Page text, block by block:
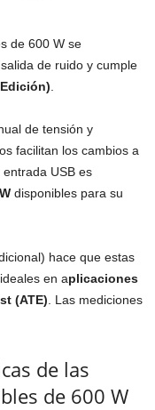
de 600 W se
de ruido y cumple
Edición)
de tensión y
facilitan los cambios a
USB es
disponibles para su
hace que estas
en aplicaciones
(ATE) . Las mediciones
de las
de 600 W